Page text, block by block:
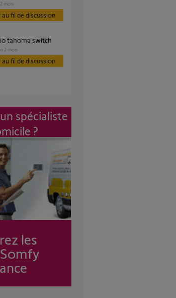
2 mois
au fil de discussion
tahoma switch
2 mois
au fil de discussion
spécialiste
?
les